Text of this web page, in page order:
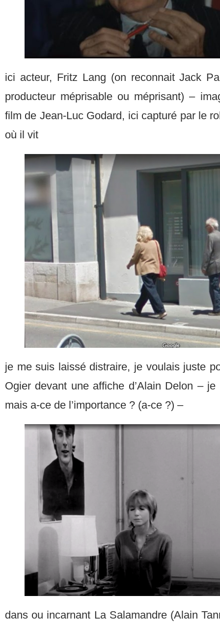
ici acteur, Fritz Lang (on reconnait Jack
producteur méprisable ou méprisant) –
film de Jean-Luc Godard, ici capturé par le
où il vit
je me suis laissé distraire, je voulais juste
Ogier devant une affiche d’Alain Delon – je
mais a-ce de l’importance ? (a-ce ?) –
dans ou incarnant La Salamandre (Alain